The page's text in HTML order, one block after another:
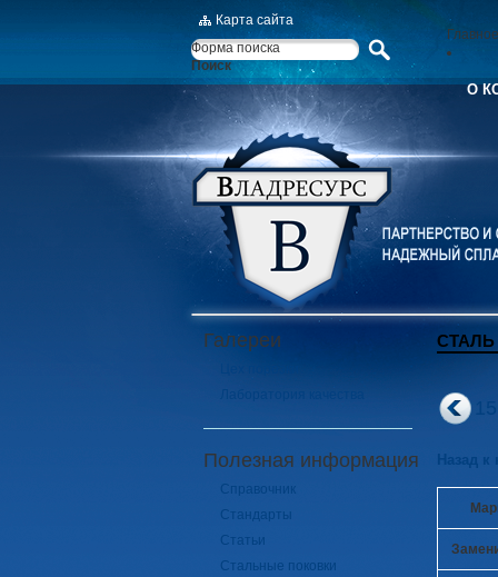
О
Карта сайта
Форма поиска
Поиск
СТАЛЬ
Назад
Галереи
Полезная информация
Справочник
Стандарты
Статьи
Стальные поковки